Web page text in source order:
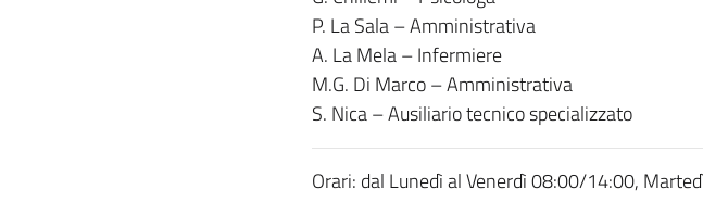
P. La Sala – Amministrativa
A. La Mela – Infermiere
M.G. Di Marco – Amministrativa
S. Nica – Ausiliario tecnico specializzato
Orari: dal Lunedì al Venerdì 08:00/14:00,